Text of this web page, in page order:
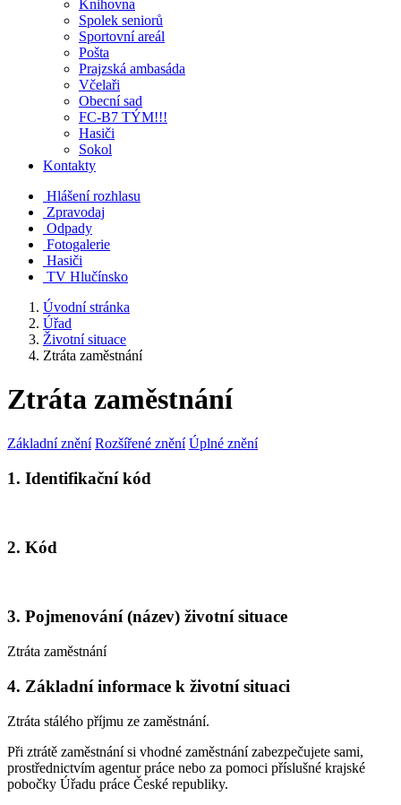
Knihovna
Spolek seniorů
Sportovní areál
Pošta
Prajzská ambasáda
Včelaři
Obecní sad
FC-B7 TÝM!!!
Hasiči
Sokol
Kontakty
Hlášení rozhlasu
Zpravodaj
Odpady
Fotogalerie
Hasiči
TV Hlučínsko
Úvodní stránka
Úřad
Životní situace
Ztráta zaměstnání
Ztráta zaměstnání
Základní znění Rozšířené znění Úplné znění
1. Identifikační kód
2. Kód
3. Pojmenování (název) životní situace
Ztráta zaměstnání
4. Základní informace k životní situaci
Ztráta stálého příjmu ze zaměstnání.
Při ztrátě zaměstnání si vhodné zaměstnání zabezpečujete sami,
prostřednictvím agentur práce nebo za pomoci příslušné krajské
pobočky Úřadu práce České republiky.